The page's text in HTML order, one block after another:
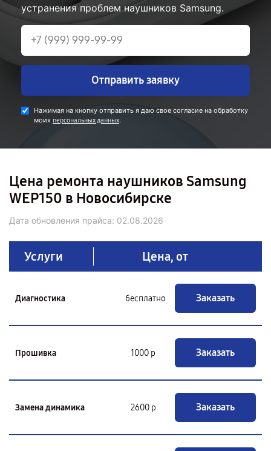
устранения проблем наушников Samsung.
Отправить заявку
Нажимая на кнопку отправить я даю свое согласие на обработку
моих персональных данных.
Цена ремонта наушников Samsung
WEP150 в Новосибирске
Дата обновления прайса: 02.08.2026
Услуги Цена, от
Диагностика бесплатно Заказать
Прошивка 1000 р Заказать
Замена динамика 2600 р Заказать